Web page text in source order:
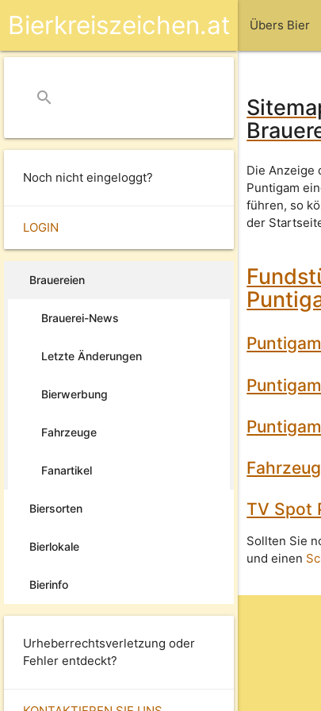
Übers Bier
Bierkreiszeichen.at
search
Noch nicht eingeloggt?
LOGIN
Brauereien
Brauerei-News
Letzte Änderungen
Bierwerbung
Fahrzeuge
Fanartikel
Biersorten
Bierlokale
Bierinfo
Urheberrechtsverletzung oder
Fehler entdeckt?
Die Anzeige
Puntigam
führen, so
der
TV Spot
Sollten Sie
und einen